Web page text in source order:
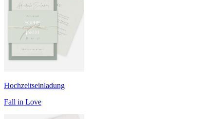
Hochzeitseinladung
Fall in Love